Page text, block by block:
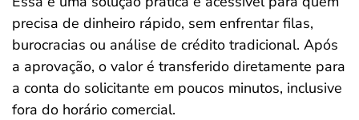
precisa de dinheiro rápido, sem enfrentar filas,
burocracias ou análise de crédito tradicional. Após
a aprovação, o valor é transferido diretamente para
a conta do solicitante em poucos minutos, inclusive
fora do horário comercial.